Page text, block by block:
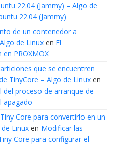
22.04 (Jammy) – Algo de
22.04 (Jammy)
de un contenedor a
de Linuxen El
PROXMOX
que se encuentren
TinyCore – Algo de Linuxen
proceso de arranque de
apagado
Core para convertirlo en un
Linuxen Modificar las
Core para configurar el